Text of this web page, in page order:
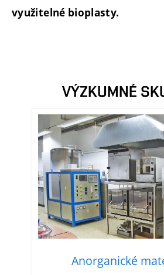
využitelné bioplasty.
VÝZKUMNÉ
Anorganické